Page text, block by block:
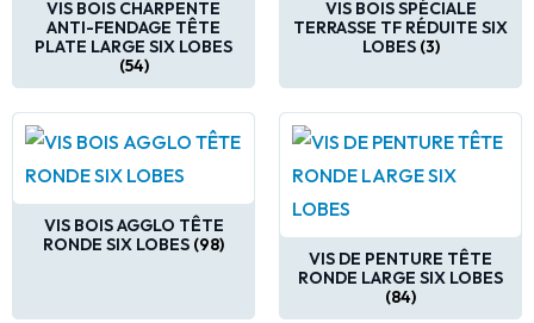
VIS BOIS CHARPENTE
ANTI-FENDAGE TÊTE
PLATE LARGE SIX LOBES
(54)
VIS BOIS SPÉCIALE
TERRASSE TF RÉDUITE SIX
LOBES (3)
VIS BOIS AGGLO TÊTE
RONDE SIX LOBES (98)
VIS DE PENTURE TÊTE
RONDE LARGE SIX LOBES
(84)